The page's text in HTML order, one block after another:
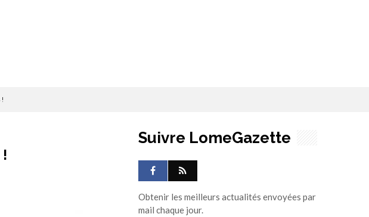
Suivre LomeGazette
Obtenir les meilleurs actualités envoyées par
mail chaque jour.